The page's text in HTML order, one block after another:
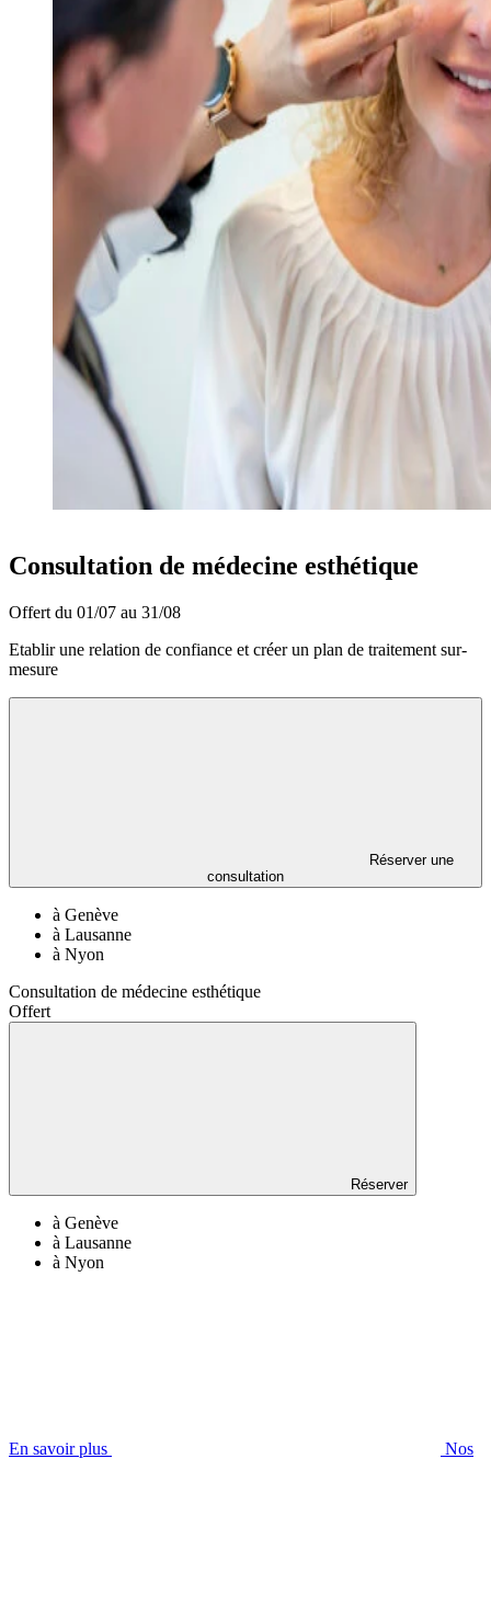
Consultation de médecine esthétique
Offert du 01/07 au 31/08
Etablir une relation de confiance et créer un plan de traitement sur-
mesure
Réserver une
consultation
à Genève
à Lausanne
à Nyon
Consultation de médecine esthétique
Offert
Réserver
à Genève
à Lausanne
à Nyon
En savoir plus Nos